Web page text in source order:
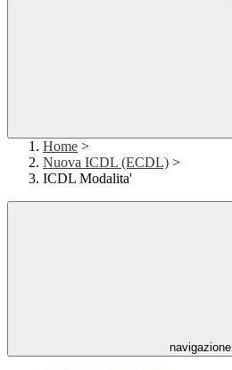
Home >
Nuova ICDL (ECDL) >
ICDL Modalita'
navigazione